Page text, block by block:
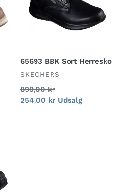
65693 BBK Sort Herresko
FORHANDLER
SKECHERS
Normalpris
899,00 kr
Udsalgspris
254,00 kr Udsalg